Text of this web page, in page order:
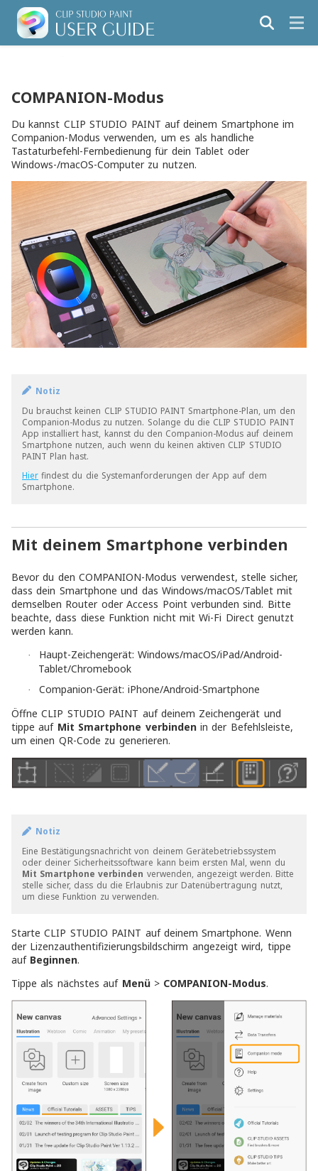
COMPANION-Modus
Du kannst CLIP STUDIO PAINT auf deinem Smartphone im
Companion-Modus verwenden, um es als handliche
Tastaturbefehl-Fernbedienung für dein Tablet oder
Windows-/macOS-Computer zu nutzen.
Notiz
Du brauchst keinen CLIP STUDIO PAINT Smartphone-Plan, um den
Companion-Modus zu nutzen. Solange du die CLIP STUDIO PAINT
App installiert hast, kannst du den Companion-Modus auf deinem
Smartphone nutzen, auch wenn du keinen aktiven CLIP STUDIO
PAINT Plan hast.
Hier findest du die Systemanforderungen der App auf dem
Smartphone.
Mit deinem Smartphone verbinden
Bevor du den COMPANION-Modus verwendest, stelle sicher,
dass dein Smartphone und das Windows/macOS/Tablet mit
demselben Router oder Access Point verbunden sind. Bitte
beachte, dass diese Funktion nicht mit Wi-Fi Direct genutzt
werden kann.
·
Haupt-Zeichengerät: Windows/macOS/iPad/Android-
Tablet/Chromebook
·
Companion-Gerät: iPhone/Android-Smartphone
Öffne CLIP STUDIO PAINT auf deinem Zeichengerät und
tippe auf Mit Smartphone verbindenin der Befehlsleiste,
um einen QR-Code zu generieren.
Notiz
Eine Bestätigungsnachricht von deinem Gerätebetriebssystem
oder deiner Sicherheitssoftware kann beim ersten Mal, wenn du
Mit Smartphone verbinden verwenden, angezeigt werden. Bitte
stelle sicher, dass du die Erlaubnis zur Datenübertragung nutzt,
um diese Funktion zu verwenden.
Starte CLIP STUDIO PAINT auf deinem Smartphone. Wenn
der Lizenzauthentifizierungsbildschirm angezeigt wird, tippe
auf Beginnen.
Tippe als nächstes auf Menü> COMPANION-Modus.